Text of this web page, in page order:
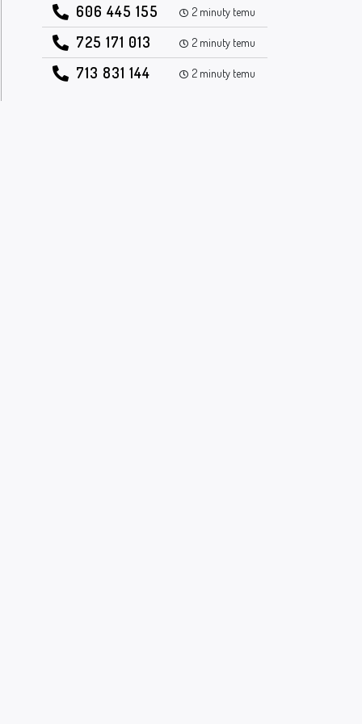
606 445 155 2 minuty temu
725 171 013 2 minuty temu
713 831 144 2 minuty temu